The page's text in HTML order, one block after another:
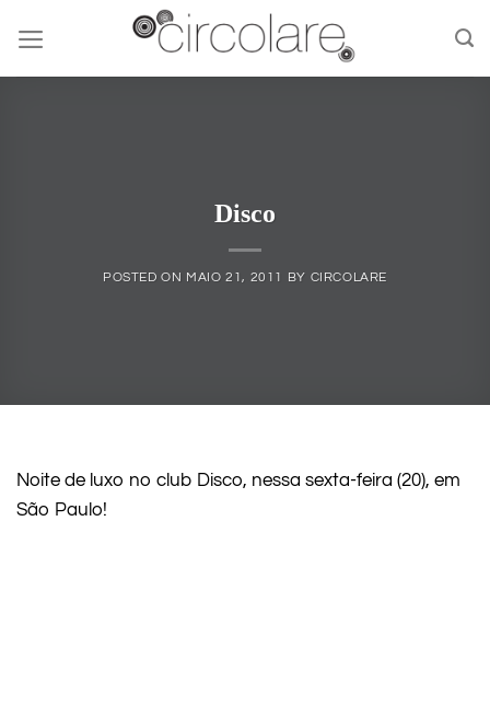
content
Disco
POSTED ON MAIO 21, 2011 BY CIRCOLARE
Noite de luxo no club Disco, nessa sexta-feira (20), em
São Paulo!